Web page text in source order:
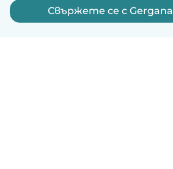
Свържете се с Gergana